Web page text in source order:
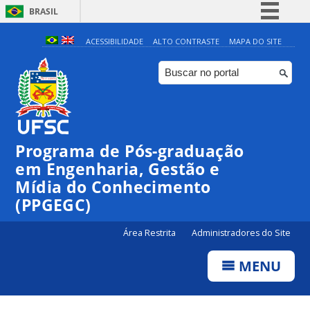
BRASIL
Simplifique!
Comunica BR
Participe
Canais
ACESSIBILIDADE ALTO CONTRASTE MAPA DO SITE
Programa de Pós-graduação
em Engenharia, Gestão e
Mídia do Conhecimento
(PPGEGC)
Área Restrita Administradores do Site
MENU